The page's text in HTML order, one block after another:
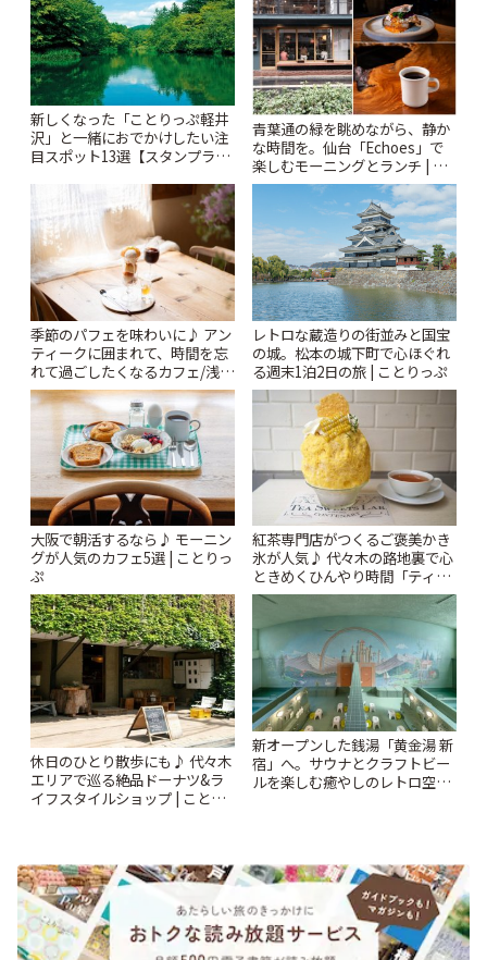
新しくなった「ことりっぷ軽井
沢」と一緒におでかけしたい注
目スポット13選【スタンプラリ
青葉通の緑を眺めながら、静か
な時間を。仙台「Echoes」で
楽しむモーニングとランチ | こ
とりっぷ
季節のパフェを味わいに♪ アン
ティークに囲まれて、時間を忘
れて過ごしたくなるカフェ/浅草
「annorum cafe」 | ことりっぷ
レトロな蔵造りの街並みと国宝
の城。松本の城下町で心ほぐれ
る週末1泊2日の旅 | ことりっぷ
大阪で朝活するなら♪ モーニン
グが人気のカフェ5選 | ことりっ
ぷ
紅茶専門店がつくるご褒美かき
氷が人気♪ 代々木の路地裏で心
ときめくひんやり時間「ティー
スイーツ ラボ コンテナート」 |
ことりっぷ
休日のひとり散歩にも♪ 代々木
エリアで巡る絶品ドーナツ&ラ
イフスタイルショップ | ことり
新オープンした銭湯「黄金湯 新
宿」へ。サウナとクラフトビー
ルを楽しむ癒やしのレトロ空間